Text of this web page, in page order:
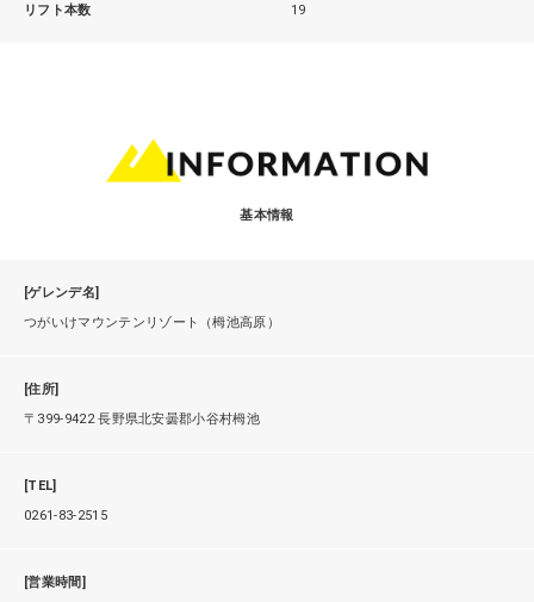
リフト本数 19
基本情報
[ゲレンデ名]
つがいけマウンテンリゾート（栂池高原）
[住所]
〒399-9422 長野県北安曇郡小谷村栂池
[TEL]
0261-83-2515
[営業時間]